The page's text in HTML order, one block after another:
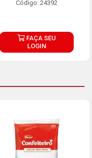
Código: 24392
FAÇA SEU
LOGIN